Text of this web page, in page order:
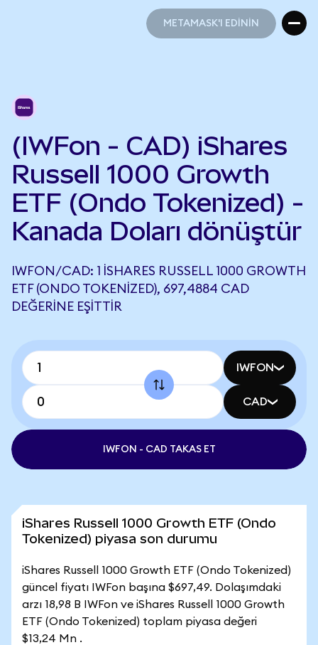
METAMASK'I EDİNİN
(IWFon - CAD) iShares
Russell 1000 Growth
ETF (Ondo Tokenized) -
Kanada Doları dönüştür
IWFON/CAD: 1 ISHARES RUSSELL 1000 GROWTH
ETF (ONDO TOKENIZED), 697,4884 CAD
DEĞERINE EŞITTIR
IWFON
CAD
IWFON - CAD TAKAS ET
iShares Russell 1000 Growth ETF (Ondo
Tokenized) piyasa son durumu
iShares Russell 1000 Growth ETF (Ondo Tokenized)
güncel fiyatı IWFon başına $697,49. Dolaşımdaki
arzı 18,98 B IWFon ve iShares Russell 1000 Growth
ETF (Ondo Tokenized) toplam piyasa değeri
$13,24 Mn .